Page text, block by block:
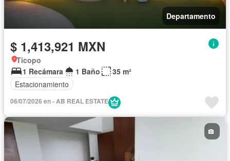
Departamento
$ 1,413,921 MXN
Ticopo
1 Recámara
1 Baño
35 m²
Estacionamiento
06/07/2026 en - AB REAL ESTATE